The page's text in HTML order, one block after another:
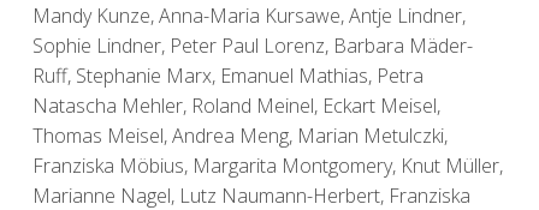
Mandy Kunze, Anna-Maria Kursawe, Antje Lindner,
Sophie Lindner, Peter Paul Lorenz, Barbara Mäder-
Ruff, Stephanie Marx, Emanuel Mathias, Petra
Natascha Mehler, Roland Meinel, Eckart Meisel,
Thomas Meisel, Andrea Meng, Marian Metulczki,
Franziska Möbius, Margarita Montgomery, Knut Müller,
Marianne Nagel, Lutz Naumann-Herbert, Franziska